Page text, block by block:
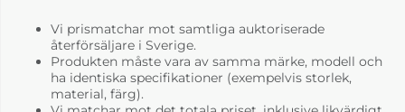
Bellevie Honey
6-8 Veckor
Bellevie Ice Mint
6-8 Veckor
Vi prismatchar mot samtliga auktoriserade
återförsäljare i Sverige.
Produkten måste vara av samma märke, modell och
ha identiska specifikationer (exempelvis storlek,
material, färg).